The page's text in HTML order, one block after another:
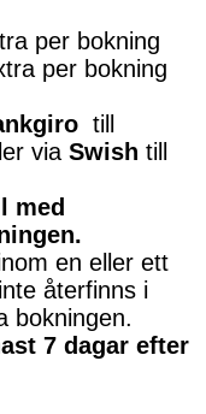
per bokning
per bokning
till
via Swish till
med
en eller ett
återfinns i
bokningen.
7 dagar efter